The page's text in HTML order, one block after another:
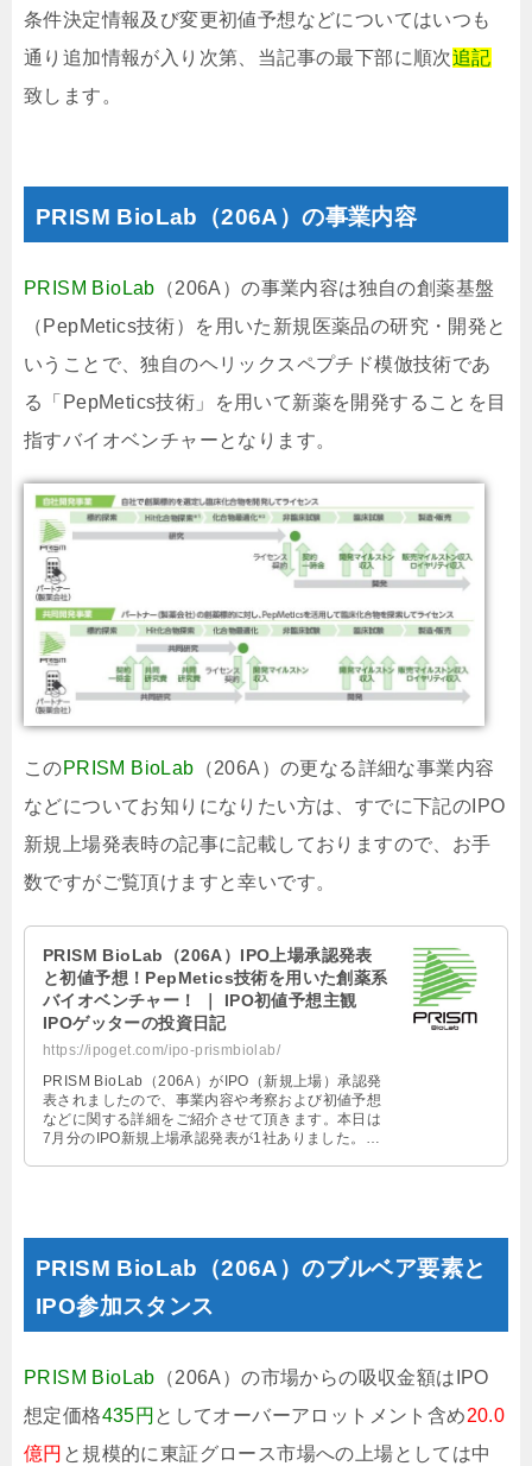
条件決定情報及び変更初値予想などについてはいつも
通り追加情報が入り次第、当記事の最下部に順次追記
致します。
PRISM BioLab（206A）の事業内容
PRISM BioLab （206A）の事業内容は独自の創薬基盤
（PepMetics技術）を用いた新規医薬品の研究・開発と
いうことで、独自のヘリックスペプチド模倣技術であ
る「PepMetics技術」を用いて新薬を開発することを目
指すバイオベンチャーとなります。
このPRISM BioLab （206A）の更なる詳細な事業内容
などについてお知りになりたい方は、すでに下記のIPO
新規上場発表時の記事に記載しておりますので、お手
数ですがご覧頂けますと幸いです。
PRISM BioLab（206A）IPO上場承認発表
と初値予想！PepMetics技術を用いた創薬系
バイオベンチャー！ ｜ IPO初値予想主観
IPOゲッターの投資日記
https://ipoget.com/ipo-prismbiolab/
PRISM BioLab（206A）がIPO（新規上場）承認発
表されましたので、事業内容や考察および初値予想
などに関する詳細をご紹介させて頂きます。本日は
7月分のIPO新規上場承認発表が1社ありました。と
PRISM BioLab（206A）のブルベア要素と
IPO参加スタンス
PRISM BioLab （206A）の市場からの吸収金額はIPO
想定価格435円 としてオーバーアロットメント含め20.0
億円 と規模的に東証グロース市場への上場としては中